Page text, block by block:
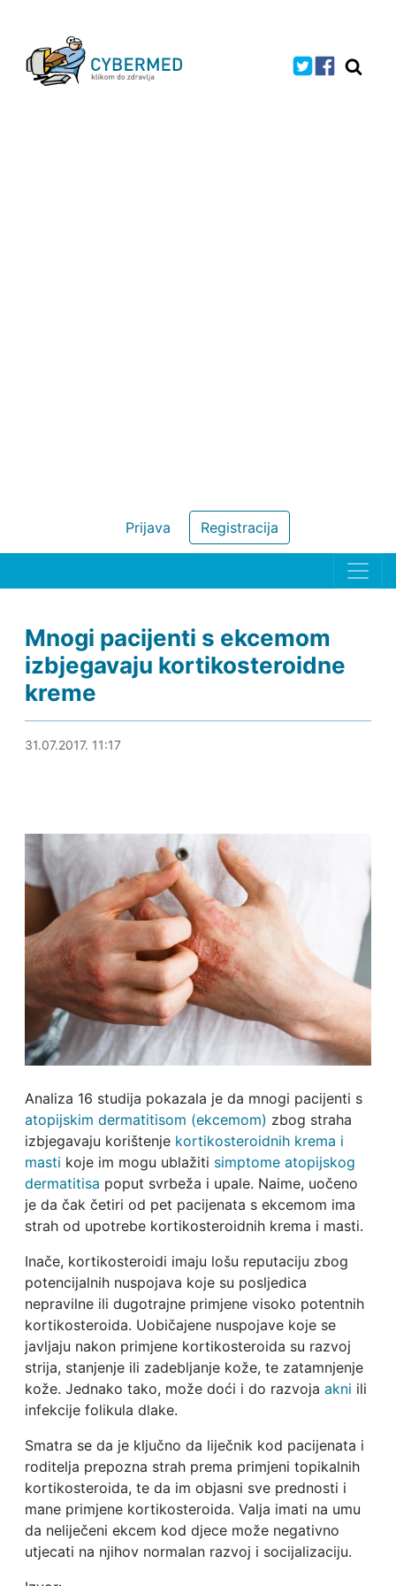
Registracija
Prijava
Mnogi pacijenti s ekcemom
izbjegavaju kortikosteroidne
kreme
31.07.2017. 11:52
31.07.2017. 11:17
Analiza 16 studija pokazala je da mnogi pacijenti s
atopijskim dermatitisom (ekcemom) zbog straha
izbjegavaju korištenje kortikosteroidnih krema i
masti koje im mogu ublažiti simptome atopijskog
dermatitisa poput svrbeža i upale. Naime, uočeno
je da čak četiri od pet pacijenata s ekcemom ima
strah od upotrebe kortikosteroidnih krema i masti.
Inače, kortikosteroidi imaju lošu reputaciju zbog
potencijalnih nuspojava koje su posljedica
nepravilne ili dugotrajne primjene visoko potentnih
kortikosteroida. Uobičajene nuspojave koje se
javljaju nakon primjene kortikosteroida su razvoj
strija, stanjenje ili zadebljanje kože, te zatamnjenje
kože. Jednako tako, može doći i do razvoja akni ili
infekcije folikula dlake.
Smatra se da je ključno da liječnik kod pacijenata i
roditelja prepozna strah prema primjeni topikalnih
kortikosteroida, te da im objasni sve prednosti i
mane primjene kortikosteroida. Valja imati na umu
da neliječeni ekcem kod djece može negativno
utjecati na njihov normalan razvoj i socijalizaciju.